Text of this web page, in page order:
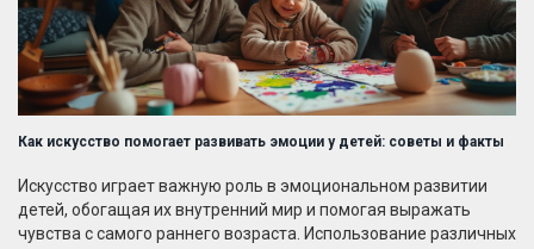
Как искусство помогает развивать эмоции у детей: советы и факты
Искусство играет важную роль в эмоциональном развитии
детей, обогащая их внутренний мир и помогая выражать
чувства с самого раннего возраста. Использование различных